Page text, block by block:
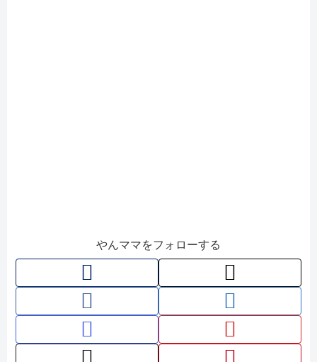
やんママをフォローする